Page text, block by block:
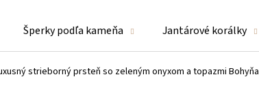
Šperky podľa kameňa Jantárové korálky
strieborný prsteň so zeleným onyxom a topazmi Bohyňa